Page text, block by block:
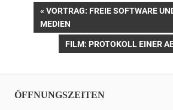
Beitrags-
Navigation
VORHERIGER
BEITRAG:
VORTRAG: FREIE SOFTWARE
MEDIEN
NÄCHSTER
FILM: PROTOKOLL EINER
ÖFFNUNGSZEITEN